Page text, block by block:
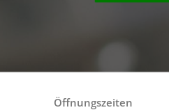
Öffnungszeiten